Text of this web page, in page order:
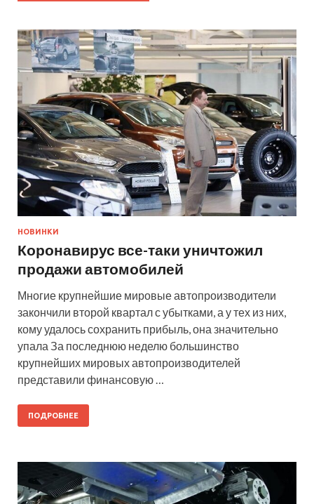
НОВИНКИ
Коронавирус все-таки уничтожил
продажи автомобилей
Многие крупнейшие мировые автопроизводители
закончили второй квартал с убытками, а у тех из них,
кому удалось сохранить прибыль, она значительно
упала За последнюю неделю большинство
крупнейших мировых автопроизводителей
представили финансовую …
ПОДРОБНЕЕ